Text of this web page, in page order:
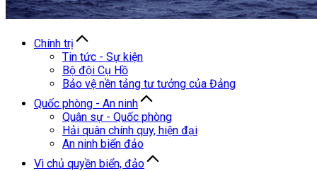
Chính trị
Tin tức - Sự kiện
Bộ đội Cụ Hồ
Bảo vệ nền tảng tư tưởng của Đảng
Quốc phòng - An ninh
Quân sự - Quốc phòng
Hải quân chính quy, hiện đại
An ninh biển đảo
Vì chủ quyền biển, đảo